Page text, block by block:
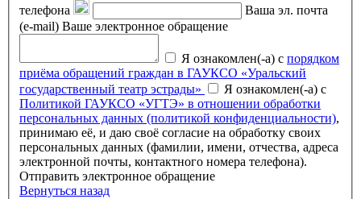
телефона
Ваша эл. почта
(e-mail) Ваше электронное обращение
Я ознакомлен(-а) с порядком
приёма обращений граждан в ГАУКСО «Уральский
государственный театр эстрады»
Я ознакомлен(-а) с
Политикой ГАУКСО «УГТЭ» в отношении обработки
персональных данных (политикой конфиденциальности),
принимаю её, и даю своё согласие на обработку своих
персональных данных (фамилии, имени, отчества, адреса
электронной почты, контактного номера телефона).
Отправить электронное обращение
Вернуться назад